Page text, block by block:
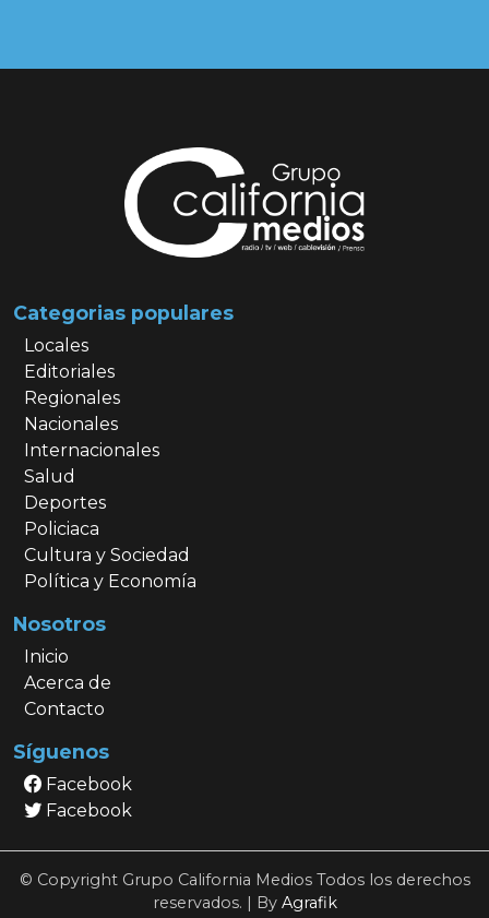
Categorias populares
Locales
Editoriales
Regionales
Nacionales
Internacionales
Salud
Deportes
Policiaca
Cultura y Sociedad
Política y Economía
Nosotros
Inicio
Acerca de
Contacto
Síguenos
Facebook
Facebook
© Copyright Grupo California Medios Todos los derechos
reservados. | By Agrafik